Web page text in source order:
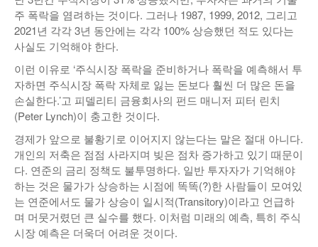
주 폭락을 염려하는 것이다. 그러나 1987, 1999, 2012, 그리고
2021년 각각 3년 동안에는 각각 100% 상승했던 적도 있다는
사실도 기억해야 한다.
이런 이유로 ‘주식시장 폭락을 준비하거나 폭락을 예측해서 투
자하면 주식시장 폭락 자체로 잃는 돈보다 훨씬 더 많은 돈을
손실한다.’고 피델리티 금융회사의 펀드 매니저 피터 린치
(Peter Lynch)이 충고한 것이다.
경제가 앞으로 불황기로 이어지지 않는다는 말은 절대 아니다.
개인의 저축은 점점 사라지며 빚은 점차 증가하고 있기 때문이
다. 연준의 금리 정책도 불투명하다. 일반 투자자가 기억해야
하는 것은 물가가 상승하는 시점에 똑똑(?)한 사람들이 모여있
는 연준에서도 물가 상승이 일시적(Transitory)이라고 언급하
며 머뭇거렸던 큰 실수를 했다. 이처럼 미래의 예측, 특히 주식
시장 예측은 더욱더 어려운 것이다.